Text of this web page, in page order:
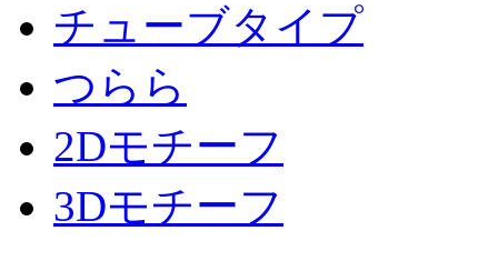
チューブタイプ
つらら
2Dモチーフ
3Dモチーフ